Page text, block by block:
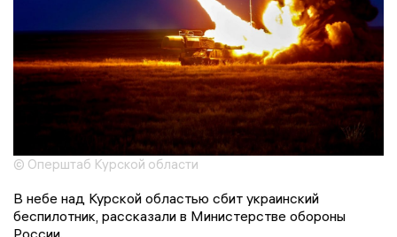
© Оперштаб Курской области
В небе над Курской областью сбит украинский
беспилотник, рассказали в Министерстве обороны